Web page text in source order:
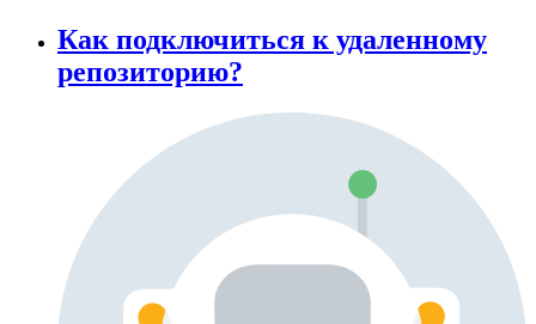
Как подключиться к удаленному
репозиторию?